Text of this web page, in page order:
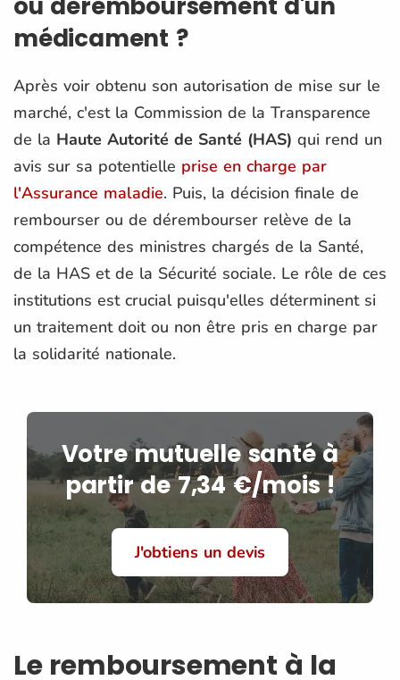
médicament ?
Après voir obtenu son autorisation de mise sur le
marché, c'est la Commission de la Transparence
de la Haute Autorité de Santé (HAS) qui rend un
avis sur sa potentielle prise en charge par
l'Assurance maladie. Puis, la décision finale de
rembourser ou de dérembourser relève de la
compétence des ministres chargés de la Santé,
de la HAS et de la Sécurité sociale. Le rôle de ces
institutions est crucial puisqu'elles déterminent si
un traitement doit ou non être pris en charge par
la solidarité nationale.
Votre mutuelle santé à
partir de 7,34 €/mois !
J'obtiens un devis
Le remboursement à la